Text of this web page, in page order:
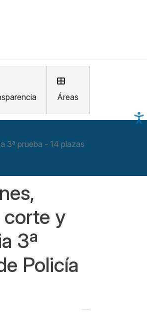
Áreas
3ª prueba - 14 plazas
corte y
3ª
Policía